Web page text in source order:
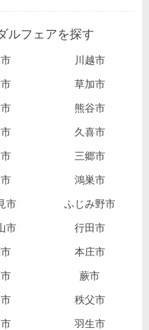
ルフェアを探す
川越市
草加市
市 熊谷市
久喜市
三郷市
鴻巣市
市 ふじみ野市
市 行田市
本庄市
蕨市
秩父市
羽生市